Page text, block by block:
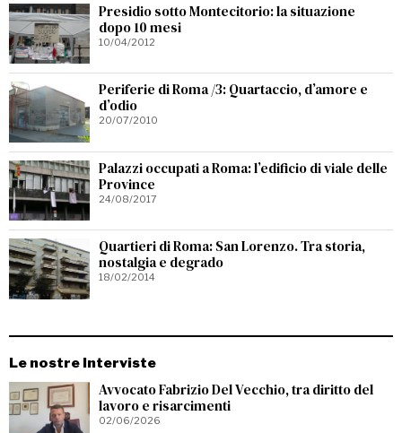
Presidio sotto Montecitorio: la situazione
dopo 10 mesi
10/04/2012
Periferie di Roma /3: Quartaccio, d’amore e
d’odio
20/07/2010
Palazzi occupati a Roma: l’edificio di viale delle
Province
24/08/2017
Quartieri di Roma: San Lorenzo. Tra storia,
nostalgia e degrado
18/02/2014
Le nostre Interviste
Avvocato Fabrizio Del Vecchio, tra diritto del
lavoro e risarcimenti
02/06/2026